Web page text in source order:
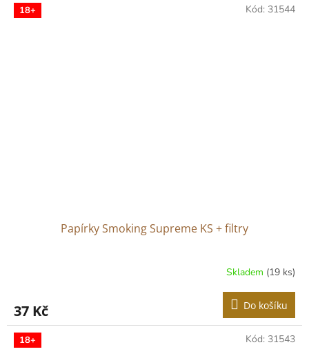
18+
Papírky Smoking Supreme KS + filtry
Skladem (19 ks)
37 Kč Do košíku
Kód: 31544
18+ Kód: 31543